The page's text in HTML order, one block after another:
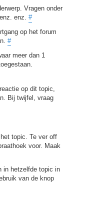
Vragen onder
enz. #
op het forum
#
meer dan 1
op dit topic,
Bij twijfel, vraag
topic. Te ver off
voor. Maak
in hetzelfde topic in
van de knop